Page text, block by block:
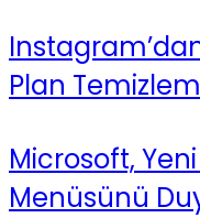
Plan
Microsoft,
Menüsünü